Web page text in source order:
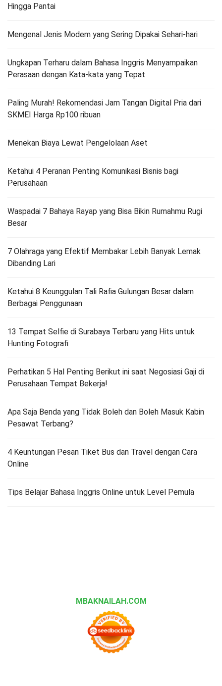
Hingga Pantai
Mengenal Jenis Modem yang Sering Dipakai Sehari-hari
Ungkapan Terharu dalam Bahasa Inggris Menyampaikan
Perasaan dengan Kata-kata yang Tepat
Paling Murah! Rekomendasi Jam Tangan Digital Pria dari
SKMEI Harga Rp100 ribuan
Menekan Biaya Lewat Pengelolaan Aset
Ketahui 4 Peranan Penting Komunikasi Bisnis bagi
Perusahaan
Waspadai 7 Bahaya Rayap yang Bisa Bikin Rumahmu Rugi
Besar
7 Olahraga yang Efektif Membakar Lebih Banyak Lemak
Dibanding Lari
Ketahui 8 Keunggulan Tali Rafia Gulungan Besar dalam
Berbagai Penggunaan
13 Tempat Selfie di Surabaya Terbaru yang Hits untuk
Hunting Fotografi
Perhatikan 5 Hal Penting Berikut ini saat Negosiasi Gaji di
Perusahaan Tempat Bekerja!
Apa Saja Benda yang Tidak Boleh dan Boleh Masuk Kabin
Pesawat Terbang?
4 Keuntungan Pesan Tiket Bus dan Travel dengan Cara
Online
Tips Belajar Bahasa Inggris Online untuk Level Pemula
MBAKNAILAH.COM